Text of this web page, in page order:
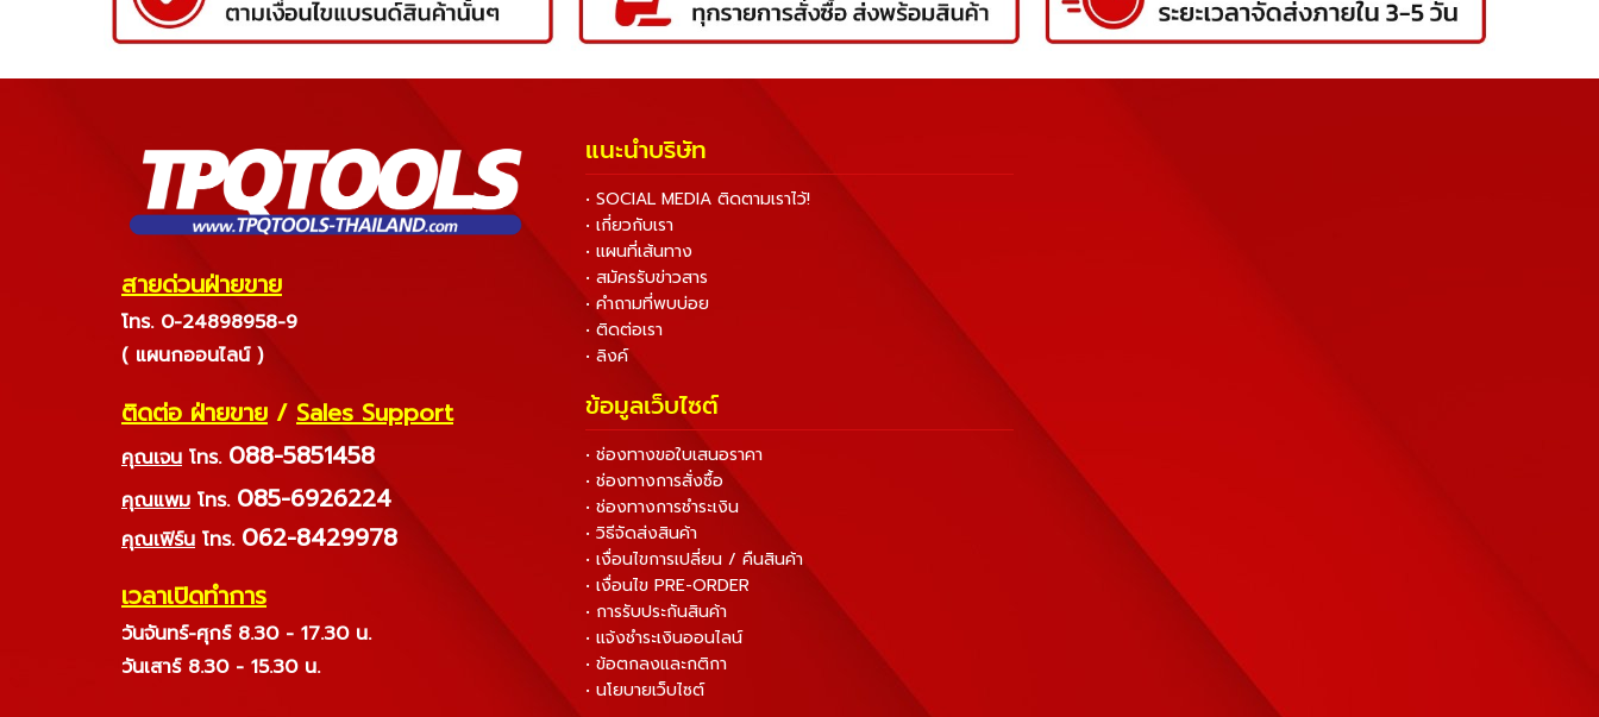
สายด่วนฝ่ายขาย
โทร. 0-24898958-9
( แผนกออนไลน์ )
ติดต่อ ฝ่ายขาย / Sales Support
คุณเจน โทร. 088-5851458
คุณแพม โทร. 085-6926224
คุณเฟิร์น โทร. 062-8429978
เวลาเปิดทำการ
วันจันทร์-ศุกร์ 8.30 - 17.30 น.
วันเสาร์ 8.30 - 15.30 น.
แนะนำบริษัท
• SOCIAL MEDIA ติดตามเราไว้!
• เกี่ยวกับเรา
• แผนที่เส้นทาง
• สมัครรับข่าวสาร
• คำถามที่พบบ่อย
• ติดต่อเรา
• ลิงค์
ข้อมูลเว็บไซต์
• ช่องทางขอใบเสนอราคา
• ช่องทางการสั่งซื้อ
• ช่องทางการชำระเงิน
• วิธีจัดส่งสินค้า
• เงื่อนไขการเปลี่ยน / คืนสินค้า
• เงื่อนไข PRE-ORDER
• การรับประกันสินค้า
• แจ้งชำระเงินออนไลน์
• ข้อตกลงและกติกา
• นโยบายเว็บไซต์